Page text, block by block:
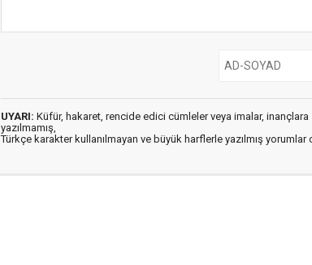
UYARI: Küfür, hakaret, rencide edici cümleler veya imalar, inançlara
yazılmamış,
Türkçe karakter kullanılmayan ve büyük harflerle yazılmış yorumlar